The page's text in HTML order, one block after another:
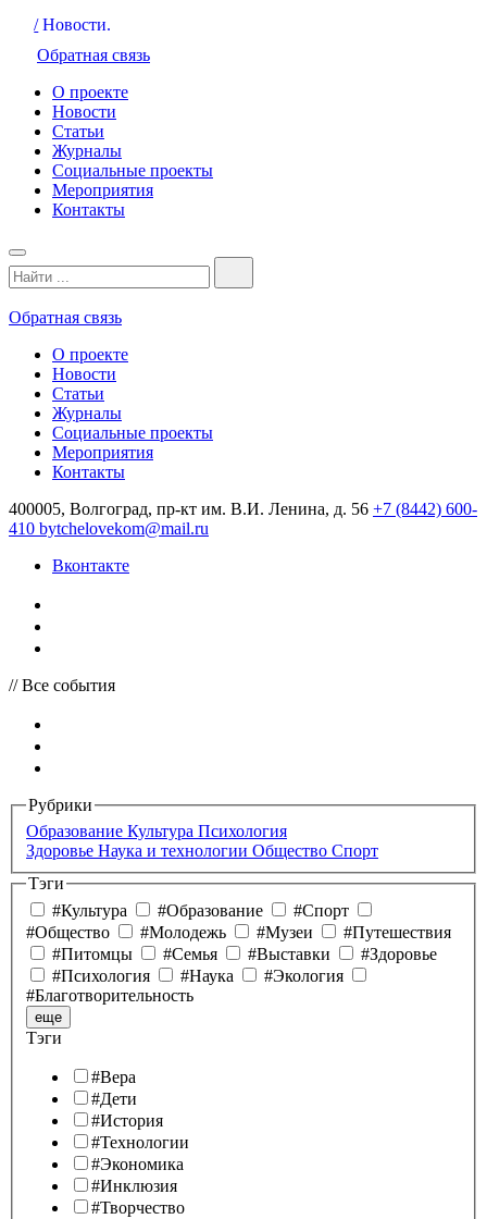
/ Новости.
Обратная связь
О проекте
Новости
Статьи
Журналы
Социальные проекты
Мероприятия
Контакты
Обратная связь
О проекте
Новости
Статьи
Журналы
Социальные проекты
Мероприятия
Контакты
400005, Волгоград, пр-кт им. В.И. Ленина, д. 56 +7 (8442) 600-
410 bytchelovekom@mail.ru
Вконтакте
// Все события
Рубрики
Образование Культура Психология
Здоровье Наука и технологии Общество Спорт
Тэги
#Культура
#Образование
#Спорт
#Общество
#Молодежь #Музеи
#Путешествия
#Питомцы
#Семья #Выставки
#Здоровье
#Психология
#Наука
#Экология
#Благотворительность
еще
Тэги
#Вера
#Дети
#История
#Технологии
#Экономика
#Инклюзия
#Творчество